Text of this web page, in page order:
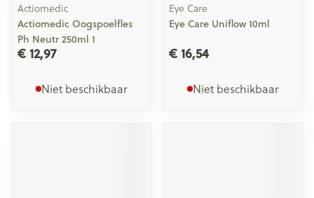
Actiomedic
Actiomedic Oogspoelfles
Ph Neutr 250ml 1
€ 12,97
Niet beschikbaar
Eye Care
Eye Care Uniflow 10ml
€ 16,54
Niet beschikbaar